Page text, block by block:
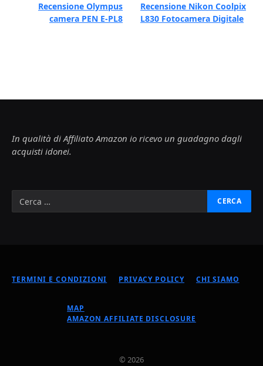
Recensione Olympus
camera PEN E-PL8
Recensione Nikon Coolpix
L830 Fotocamera Digitale
In qualità di Affiliato Amazon io ricevo un guadagno dagli
acquisti idonei.
TERMINI E CONDIZIONI PRIVACY POLICY CHI SIAMO
MAP
AMAZON AFFILIATE DISCLOSURE
© 2026